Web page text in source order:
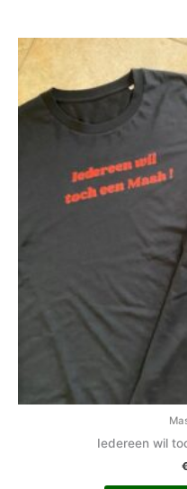
Iedereen wil